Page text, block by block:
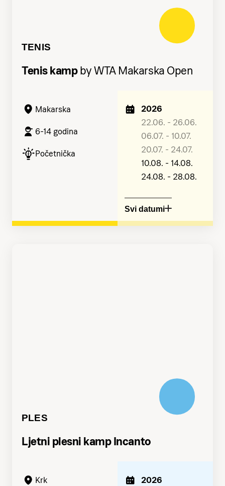
TENIS
Tenis kampby WTA Makarska Open
Makarska
6-14 godina
Početnička
2026
22.06. - 26.06.
06.07. - 10.07.
20.07. - 24.07.
10.08. - 14.08.
24.08. - 28.08.
Svi datumi
PLES
Ljetni plesni kamp Incanto
Krk
2026